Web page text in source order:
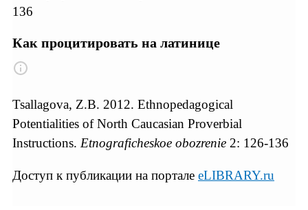
136
Как процитировать на латинице
Tsallagova, Z.B. 2012. Ethnopedagogical
Potentialities of North Caucasian Proverbial
Instructions. Etnograficheskoe obozrenie 2: 126-136
Доступ к публикации на портале eLIBRARY.ru